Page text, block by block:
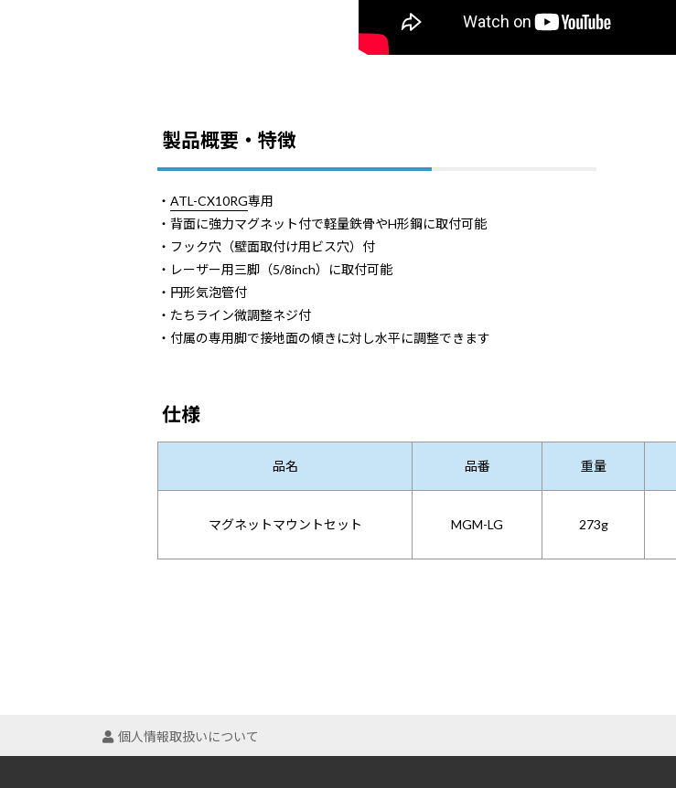
製品概要・特徴
・ ATL-CX10RG専用
・背面に強力マグネット付で軽量鉄骨やH形鋼に取付可能
・フック穴（壁面取付け用ビス穴）付
・レーザー用三脚（5/8inch）に取付可能
・円形気泡管付
・たちライン微調整ネジ付
・付属の専用脚で接地面の傾きに対し水平に調整できます
仕様
品名 品番 重量
マグネットマウントセット MGM-LG 273g
個人情報取扱いについて